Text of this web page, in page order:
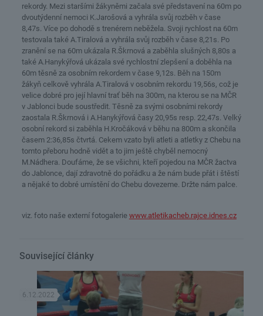
rekordy. Mezi staršími žákyněmi začala své představení na 60m po
dvoutýdenní nemoci K.Jarošová a vyhrála svůj rozběh v čase
8,47s. Více po dohodě s trenérem neběžela. Svoji rychlost na 60m
testovala také A.Tiralová a vyhrála svůj rozběh v čase 8,21s. Po
zranění se na 60m ukázala R.Škrnová a zaběhla slušných 8,80s a
také A.Hanykýřová ukázala své rychlostní zlepšení a doběhla na
60m těsně za osobním rekordem v čase 9,12s. Běh na 150m
žákyň celkově vyhrála A.Tiralová v osobním rekordu 19,56s, což je
velice dobré pro její hlavní trať běh na 300m, na kterou se na MČR
v Jablonci bude soustředit. Těsně za svými osobními rekordy
zaostala R.Škrnová i A.Hanykýřová časy 20,95s resp. 22,47s. Velký
osobní rekord si zaběhla H.Kročáková v běhu na 800m a skončila
časem 2:36,85s čtvrtá. Cekem vzato byli atleti a atletky z Chebu na
tomto přeboru hodně vidět a to jim ještě chyběl nemocný
M.Nádhera. Doufáme, že se všichni, kteří pojedou na MČR žactva
do Jablonce, dají zdravotně do pořádku a že nám bude přát i štěstí
a nějaké to dobré umístění do Chebu dovezeme. Držte nám palce.
viz. foto naše externí fotogalerie www.atletikacheb.rajce.idnes.cz
Související články
6.12.2022